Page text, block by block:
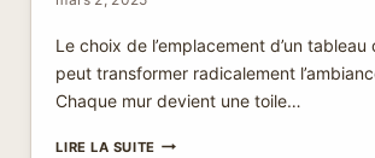
Le choix de l’emplacement d’un tableau
peut transformer radicalement
Chaque mur devient une toile…
LIRE LA SUITEOÙ